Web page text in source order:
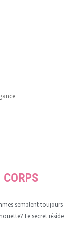
CORPS
semblent toujours
Le secret réside